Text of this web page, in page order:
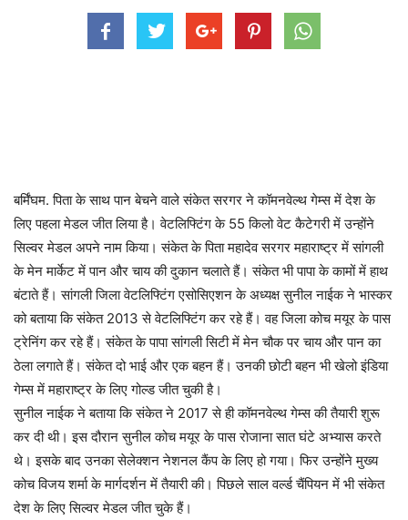
बर्मिंघम. पिता के साथ पान बेचने वाले संकेत सरगर ने कॉमनवेल्थ गेम्स में देश के
लिए पहला मेडल जीत लिया है। वेटलिफ्टिंग के 55 किलो वेट कैटेगरी में उन्होंने
सिल्वर मेडल अपने नाम किया। संकेत के पिता महादेव सरगर महाराष्ट्र में सांगली
के मेन मार्केट में पान और चाय की दुकान चलाते हैं। संकेत भी पापा के कामों में हाथ
बंटाते हैं। सांगली जिला वेटलिफ्टिंग एसोसिएशन के अध्यक्ष सुनील नाईक ने भास्कर
को बताया कि संकेत 2013 से वेटलिफ्टिंग कर रहे हैं। वह जिला कोच मयूर के पास
ट्रेनिंग कर रहे हैं। संकेत के पापा सांगली सिटी में मेन चौक पर चाय और पान का
ठेला लगाते हैं। संकेत दो भाई और एक बहन हैं। उनकी छोटी बहन भी खेलो इंडिया
गेम्स में महाराष्ट्र के लिए गोल्ड जीत चुकी है।
सुनील नाईक ने बताया कि संकेत ने 2017 से ही कॉमनवेल्थ गेम्स की तैयारी शुरू
कर दी थी। इस दौरान सुनील कोच मयूर के पास रोजाना सात घंटे अभ्यास करते
थे। इसके बाद उनका सेलेक्शन नेशनल कैंप के लिए हो गया। फिर उन्होंने मुख्य
कोच विजय शर्मा के मार्गदर्शन में तैयारी की। पिछले साल वर्ल्ड चैंपियन में भी संकेत
देश के लिए सिल्वर मेडल जीत चुके हैं।